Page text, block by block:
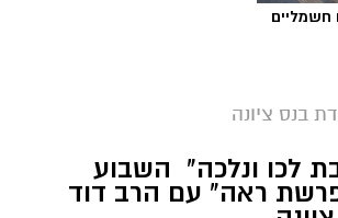
מיזם "טל של נתינה" לזכרו
חוזר בנס ציונה
חשמליים
בנס ציונה
לכו ונלכה" השבוע
ראה" עם הרב דוד